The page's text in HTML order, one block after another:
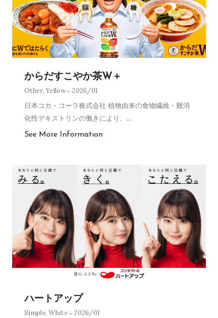
からだすこやか茶W＋
Other,Yellow 2026/01
日本コカ・コーラ株式会社 植物由来の食物繊維・難消
化性デキストリンの働きにより、 …
See More Information
ハートアップ
Simple,White 2026/01